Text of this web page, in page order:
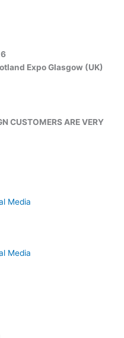
Expo Glasgow (UK)
CUSTOMERS ARE VERY
Media
Media